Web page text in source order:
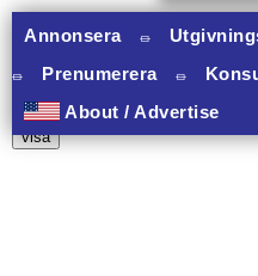
Annonsera ⏛
⏛
Prenumerera ⏛
About / Advertise
11 banners varav 11 har